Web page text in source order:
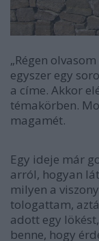
„Régen
egyszer egy
a címe. Akkor
témakörben.
magamét.
Egy ideje már
arról, hogyan
milyen a
tologattam,
adott egy
benne, hogy